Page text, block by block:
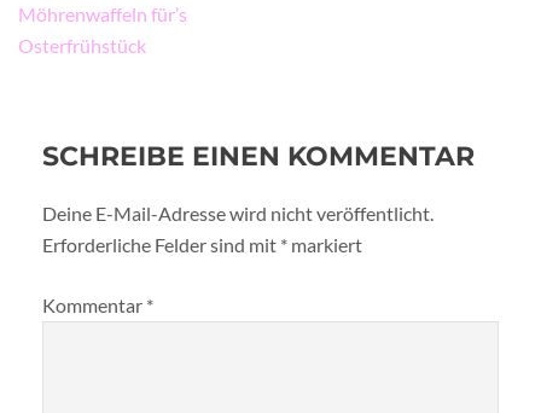
Möhrenwaffeln für’s
Osterfrühstück
SCHREIBE EINEN KOMMENTAR
Deine E-Mail-Adresse wird nicht veröffentlicht.
Erforderliche Felder sind mit * markiert
Kommentar *